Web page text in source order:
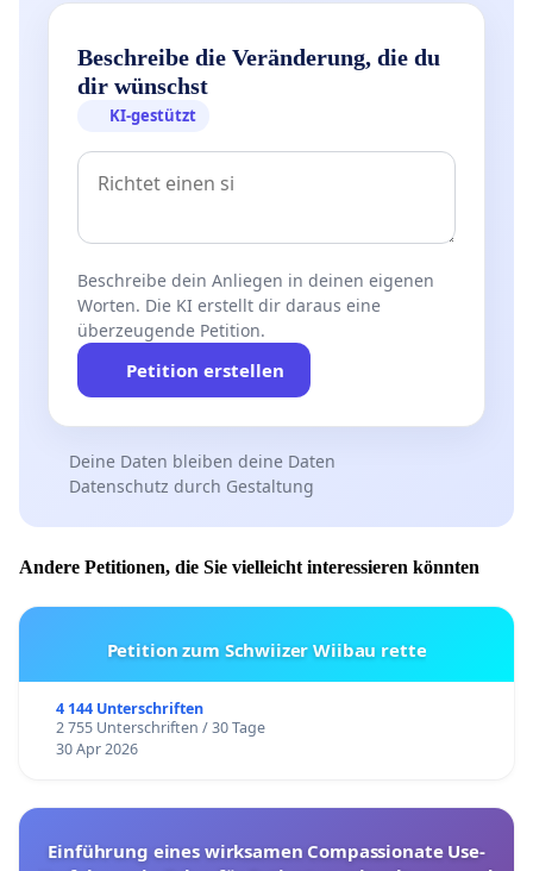
Beschreibe die Veränderung, die du
dir wünschst
KI-gestützt
Beschreibe dein Anliegen in deinen eigenen
Worten. Die KI erstellt dir daraus eine
überzeugende Petition.
Petition erstellen
Deine Daten bleiben deine Daten
Datenschutz durch Gestaltung
Andere Petitionen, die Sie vielleicht interessieren könnten
Petition zum Schwiizer Wiibau rette
4 144 Unterschriften
2 755 Unterschriften / 30 Tage
30 Apr 2026
Einführung eines wirksamen Compassionate Use-